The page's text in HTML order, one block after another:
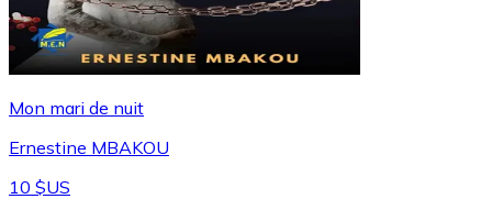
Mon mari de nuit
Ernestine MBAKOU
10 $US